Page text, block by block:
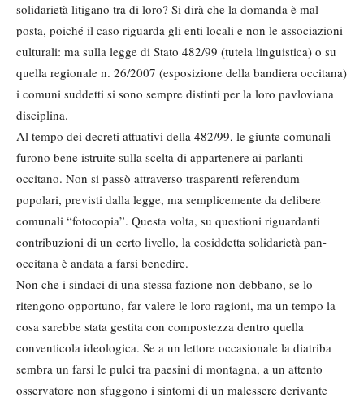
solidarietà litigano tra di loro? Si dirà che la domanda è mal
posta, poiché il caso riguarda gli enti locali e non le associazioni
culturali: ma sulla legge di Stato 482/99 (tutela linguistica) o su
quella regionale n. 26/2007 (esposizione della bandiera occitana)
i comuni suddetti si sono sempre distinti per la loro pavloviana
disciplina.
Al tempo dei decreti attuativi della 482/99, le giunte comunali
furono bene istruite sulla scelta di appartenere ai parlanti
occitano. Non si passò attraverso trasparenti referendum
popolari, previsti dalla legge, ma semplicemente da delibere
comunali “fotocopia”. Questa volta, su questioni riguardanti
contribuzioni di un certo livello, la cosiddetta solidarietà pan-
occitana è andata a farsi benedire.
Non che i sindaci di una stessa fazione non debbano, se lo
ritengono opportuno, far valere le loro ragioni, ma un tempo la
cosa sarebbe stata gestita con compostezza dentro quella
conventicola ideologica. Se a un lettore occasionale la diatriba
sembra un farsi le pulci tra paesini di montagna, a un attento
osservatore non sfuggono i sintomi di un malessere derivante